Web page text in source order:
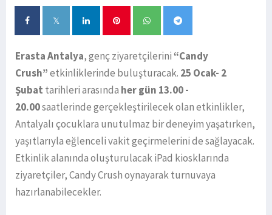
Erasta Antalya, genç ziyaretçilerini “Candy
Crush”etkinliklerinde buluşturacak. 25 Ocak- 2
Şubat tarihleri arasında her gün 13.00 -
20.00saatlerinde gerçekleştirilecek olan etkinlikler,
Antalyalı çocuklara unutulmaz bir deneyim yaşatırken,
yaşıtlarıyla eğlenceli vakit geçirmelerini de sağlayacak.
Etkinlik alanında oluşturulacak iPad kiosklarında
ziyaretçiler, Candy Crush oynayarak turnuvaya
hazırlanabilecekler.